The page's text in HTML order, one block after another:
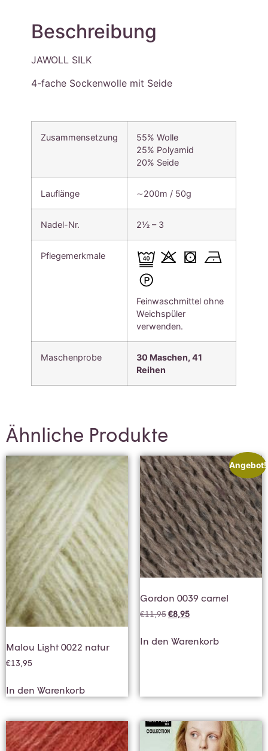
Beschreibung
JAWOLL SILK
4-fache Sockenwolle mit Seide
Zusammensetzung
55% Wolle
25% Polyamid
20% Seide
Lauflänge ∼200m / 50g
Nadel-Nr. 2½ – 3
Pflegemerkmale
Feinwaschmittel ohne
Weichspüler
verwenden.
Maschenprobe
30 Maschen, 41
Reihen
Ähnliche Produkte
Malou Light 0022 natur
€13,95
In den Warenkorb
Angebot!
Gordon 0039 camel
€11,95€8,95
In den Warenkorb